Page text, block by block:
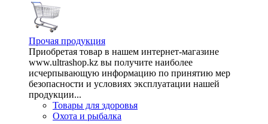
Прочая продукция
Приобретая товар в нашем интернет-магазине
www.ultrashop.kz вы получите наиболее
исчерпывающую информацию по принятию мер
безопасности и условиях эксплуатации нашей
продукции...
Товары для здоровья
Охота и рыбалка